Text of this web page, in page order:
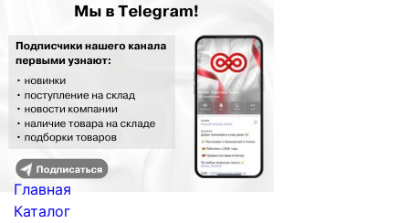
Главная
Каталог